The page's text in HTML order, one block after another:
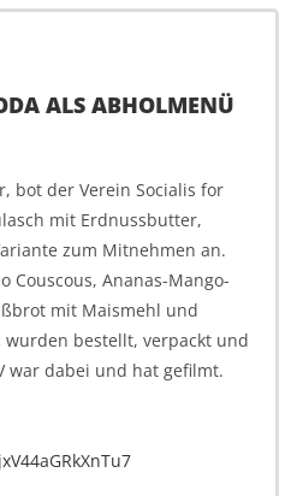
ALS ABHOLMENÜ
bot der Verein Socialis for
mit Erdnussbutter,
zum Mitnehmen an.
Couscous, Ananas-Mango-
mit Maismehl und
wurden bestellt, verpackt und
war dabei und hat gefilmt.